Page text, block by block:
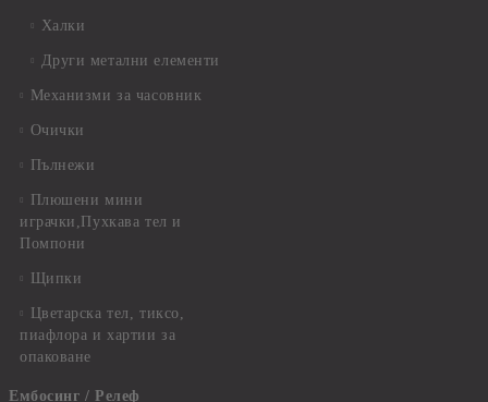
Халки
Други метални елементи
Механизми за часовник
Очички
Пълнежи
Плюшени мини
играчки,Пухкава тел и
Помпони
Щипки
Цветарска тел, тиксо,
пиафлора и хартии за
опаковане
Ембосинг / Релеф